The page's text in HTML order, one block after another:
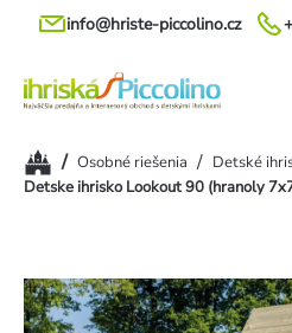
Prejsť
info@hriste-piccolino.cz
Domov
/ Osobné riešenia / Detské
Detske ihrisko Lookout 90 (hranoly